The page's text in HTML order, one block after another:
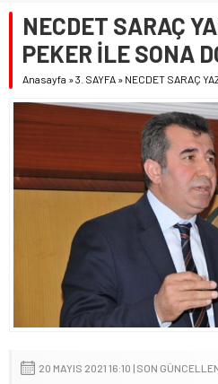
NECDET SARAÇ
PEKER İLE SONA
Anasayfa »3. SAYFA » NECDET SARAÇ
20 MAYIS 2021 16:10 | SON